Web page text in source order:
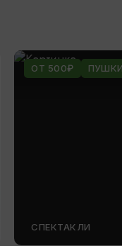
ОТ 500₽
СПЕКТАКЛИ